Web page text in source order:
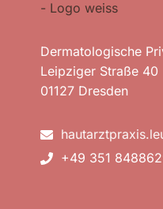
Dermatologische
Leipziger Straße 40
01127 Dresden
+49 351